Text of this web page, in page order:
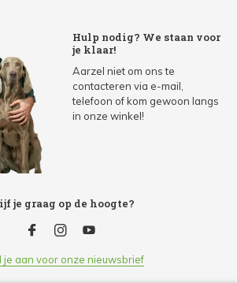
Hulp nodig? We staan voor
je klaar!
Aarzel niet om ons te
contacteren via e-mail,
telefoon of kom gewoon langs
in onze winkel!
je graag op de hoogte?
je aan voor onze nieuwsbrief